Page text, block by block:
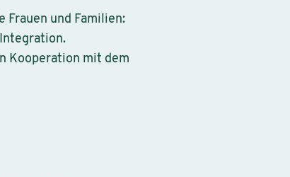
Frauen und Familien:
Kooperation mit dem